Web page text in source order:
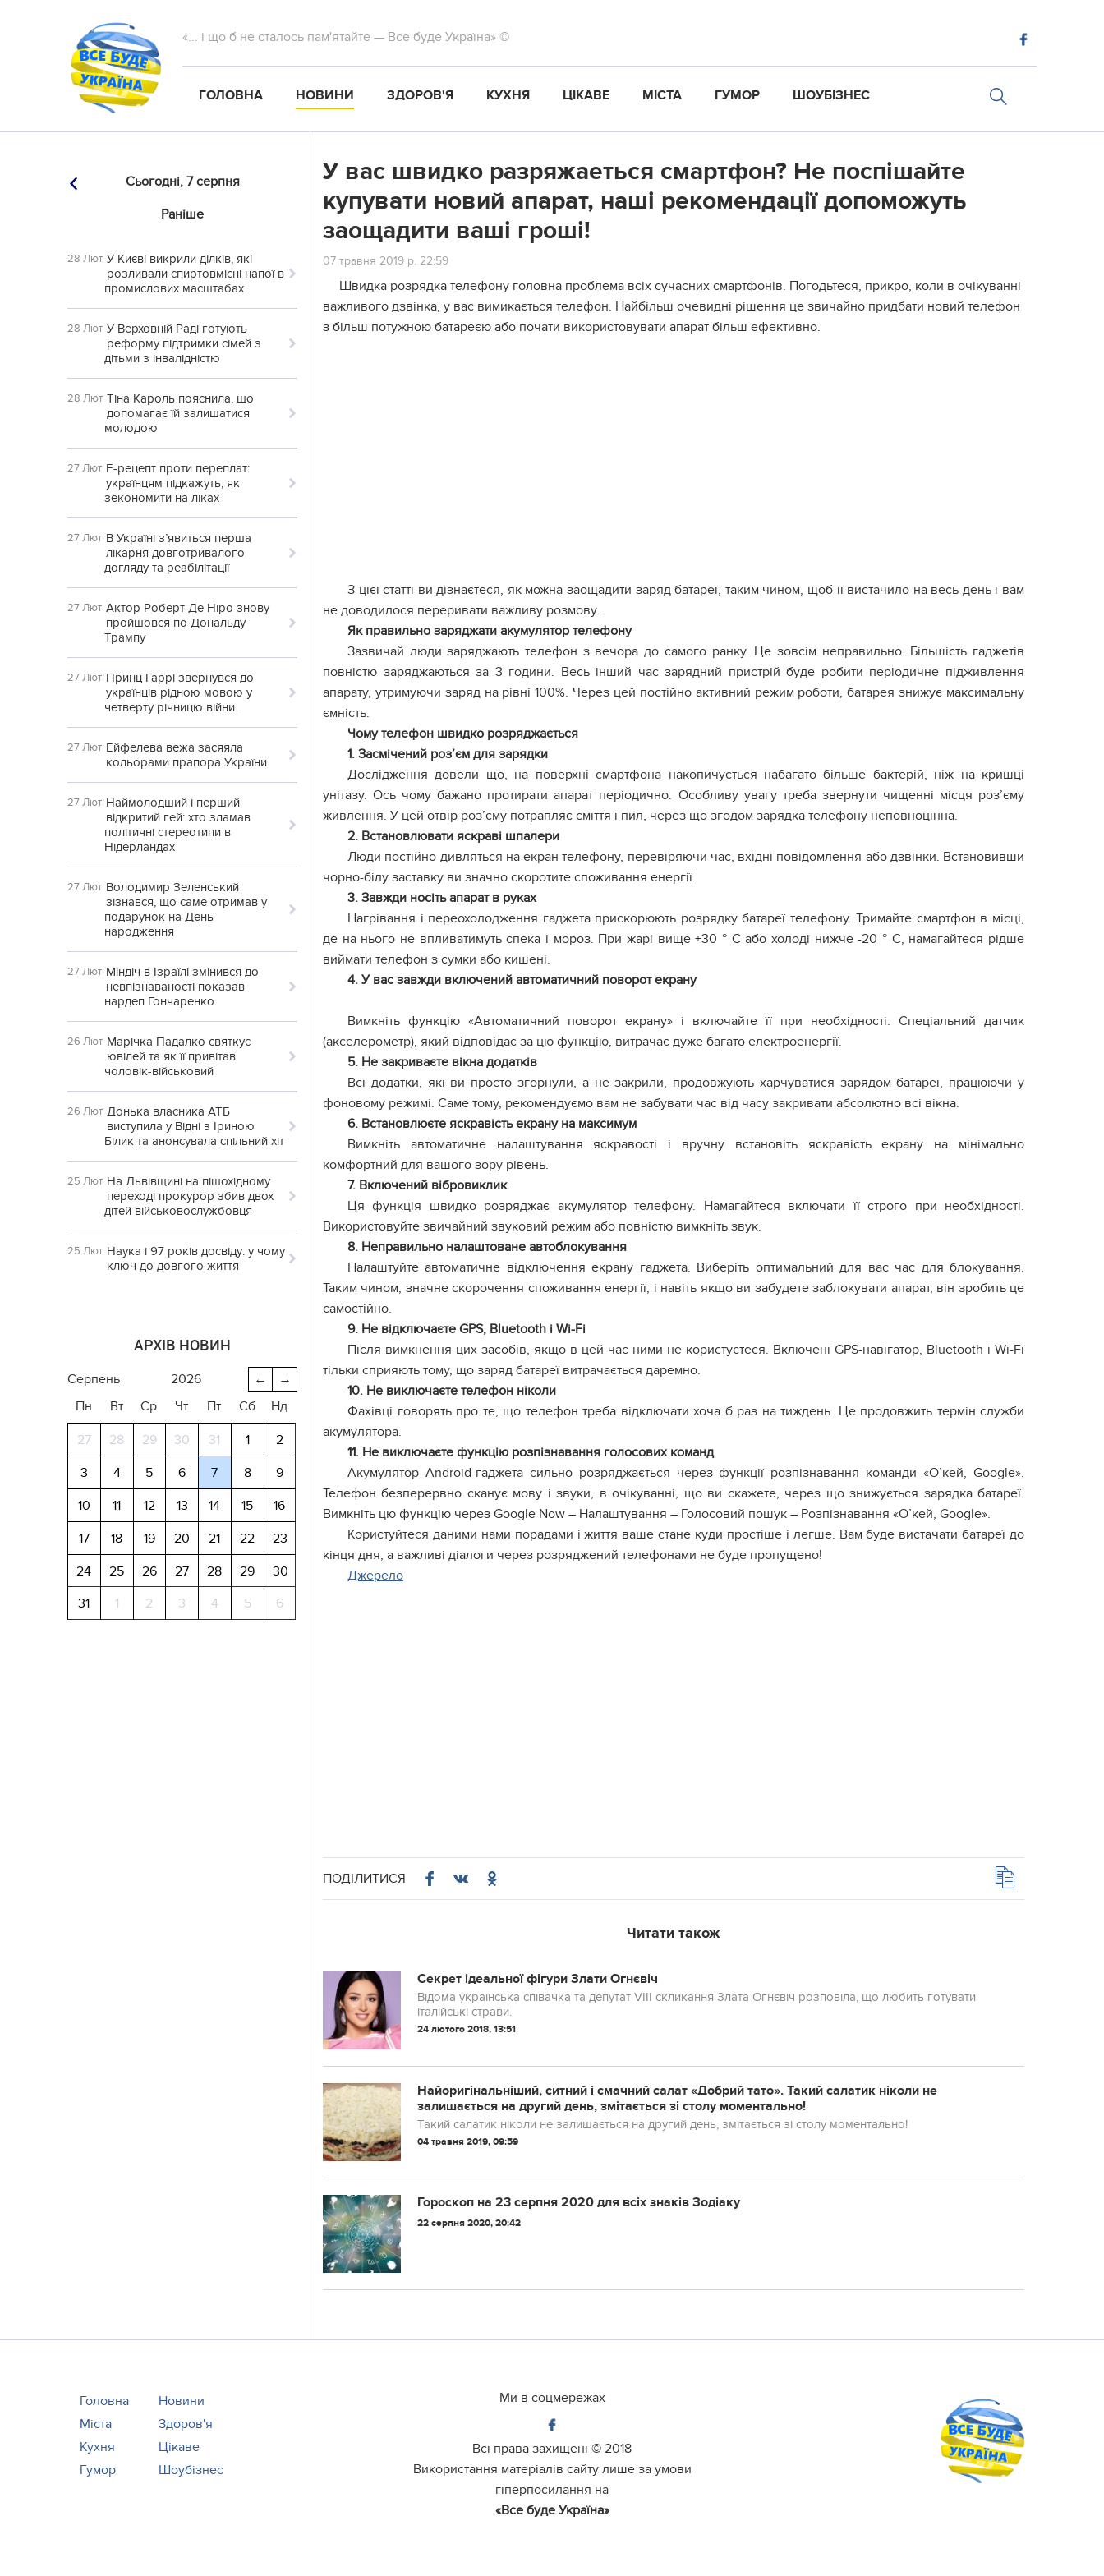
«... і що б не сталось пам'ятайте — Все буде Україна» ©
ГОЛОВНА НОВИНИ ЗДОРОВ'Я КУХНЯ ЦІКАВЕ МІСТА ГУМОР ШОУБІЗНЕС
Сьогодні, 7 серпня
Раніше
28 Лют У Києві викрили ділків, які
розливали спиртовмісні напої в
промислових масштабах
28 Лют У Верховній Раді готують
реформу підтримки сімей з
дітьми з інвалідністю
28 Лют Тіна Кароль пояснила, що
допомагає їй залишатися
молодою
27 Лют Е-рецепт проти переплат:
українцям підкажуть, як
зекономити на ліках
27 Лют В Україні з’явиться перша
лікарня довготривалого
догляду та реабілітації
27 Лют Актор Роберт Де Ніро знову
пройшовся по Дональду
Трампу
27 Лют Принц Гаррі звернувся до
українців рідною мовою у
четверту річницю війни.
27 Лют Ейфелева вежа засяяла
кольорами прапора України
27 Лют Наймолодший і перший
відкритий гей: хто зламав
політичні стереотипи в
Нідерландах
27 Лют Володимир Зеленський
зізнався, що саме отримав у
подарунок на День
народження
27 Лют Міндіч в Ізраїлі змінився до
невпізнаваності показав
нардеп Гончаренко.
26 Лют Марічка Падалко святкує
ювілей та як її привітав
чоловік-військовий
26 Лют Донька власника АТБ
виступила у Відні з Іриною
Білик та анонсувала спільний хіт
25 Лют На Львівщині на пішохідному
переході прокурор збив двох
дітей військовослужбовця
25 Лют Наука і 97 років досвіду: у чому
ключ до довгого життя
АРХІВ НОВИН
→
←
серпень
2026
Пн
Вт Ср Чт Пт Сб Нд
27 28 29 30 31 1
2
3
4 5 6 7 8
9
10
11 12 13 14 15
16
17
18 19 20 21 22
23
24
25 26 27 28 29
30
31
1 2 3 4 5 6
У вас швидко разряжаеться смартфон? Не поспішайте
купувати новий апарат, наші рекомендації допоможуть
заощадити ваші гроші!
07 травня 2019 р. 22:59
Швидка розрядка телефону головна проблема всіх сучасних смартфонів. Погодьтеся, прикро, коли в очікуванні
важливого дзвінка, у вас вимикається телефон. Найбільш очевидні рішення це звичайно придбати новий телефон
з більш потужною батареєю або почати використовувати апарат більш ефективно.
З цієї статті ви дізнаєтеся, як можна заощадити заряд батареї, таким чином, щоб її вистачило на весь день і вам
не доводилося переривати важливу розмову.
Як правильно заряджати акумулятор телефону
Зазвичай люди заряджають телефон з вечора до самого ранку. Це зовсім неправильно. Більшість гаджетів
повністю заряджаються за 3 години. Весь інший час зарядний пристрій буде робити періодичне підживлення
апарату, утримуючи заряд на рівні 100%. Через цей постійно активний режим роботи, батарея знижує максимальну
ємність.
Чому телефон швидко розряджається
1. Засмічений роз’єм для зарядки
Дослідження довели що, на поверхні смартфона накопичується набагато більше бактерій, ніж на кришці
унiтазу. Ось чому бажано протирати апарат періодично. Особливу увагу треба звернути чищенні місця роз’єму
живлення. У цей отвір роз’єму потрапляє сміття і пил, через що згодом зарядка телефону неповноцінна.
2. Встановлювати яскраві шпалери
Люди постійно дивляться на екран телефону, перевіряючи час, вхідні повідомлення або дзвінки. Встановивши
чорно-білу заставку ви значно скоротите споживання енергії.
3. Завжди носіть апарат в руках
Нагрівання і переохолодження гаджета прискорюють розрядку батареї телефону. Тримайте смартфон в місці,
де на нього не впливатимуть спека і мороз. При жарі вище +30 ° C або холоді нижче -20 ° C, намагайтеся рідше
виймати телефон з сумки або кишені.
4. У вас завжди включений автоматичний поворот екрану
Вимкніть функцію «Автоматичний поворот екрану» і включайте її при необхідності. Спеціальний датчик
(акселерометр), який відповідає за цю функцію, витрачає дуже багато електроенергії.
5. Не закриваєте вікна додатків
Всі додатки, які ви просто згорнули, а не закрили, продовжують харчуватися зарядом батареї, працюючи у
фоновому режимі. Саме тому, рекомендуємо вам не забувати час від часу закривати абсолютно всі вікна.
6. Встановлюєте яскравість екрану на максимум
Вимкніть автоматичне налаштування яскравості і вручну встановіть яскравість екрану на мінімально
комфортний для вашого зору рівень.
7. Включений вібровиклик
Ця функція швидко розряджає акумулятор телефону. Намагайтеся включати її строго при необхідності.
Використовуйте звичайний звуковий режим або повністю вимкніть звук.
8. Неправильно налаштоване автоблокування
Налаштуйте автоматичне відключення екрану гаджета. Виберіть оптимальний для вас час для блокування.
Таким чином, значне скорочення споживання енергії, і навіть якщо ви забудете заблокувати апарат, він зробить це
самостійно.
9. Не відключаєте GPS, Bluetooth і Wi-Fi
Після вимкнення цих засобів, якщо в цей час ними не користуєтеся. Включені GPS-навігатор, Bluetooth і Wi-Fi
тільки сприяють тому, що заряд батареї витрачається даремно.
10. Не виключаєте телефон ніколи
Фахівці говорять про те, що телефон треба відключати хоча б раз на тиждень. Це продовжить термін служби
акумулятора.
11. Не виключаєте функцію розпізнавання голосових команд
Акумулятор Android-гаджета сильно розряджається через функції розпізнавання команди «О’кей, Google».
Телефон безперервно сканує мову і звуки, в очікуванні, що ви скажете, через що знижується зарядка батареї.
Вимкніть цю функцію через Google Now – Налаштування – Голосовий пошук – Розпізнавання «О’кей, Google».
Користуйтеся даними нами порадами і життя ваше стане куди простіше і легше. Вам буде вистачати батареї до
кінця дня, а важливі діалоги через розряджений телефонами не буде пропущено!
Джерело
ПОДІЛИТИСЯ
Читати також
Секрет ідеальної фігури Злати Огнєвіч
Відома українська співачка та депутат VIII скликання Злата Огнєвіч розповіла, що любить готувати
італійські страви.
24 лютого 2018, 13:51
Найоригінальніший, ситний і смачний салат «Добрий тато». Такий салатик ніколи не
залишається на другий день, змітається зі столу моментально!
Такий салатик ніколи не залишається на другий день, змітається зі столу моментально!
04 травня 2019, 09:59
Гороскоп на 23 серпня 2020 для всіх знаків Зодіаку
22 серпня 2020, 20:42
Головна
Новини
Міста
Здоров'я
Кухня
Цікаве
Гумор
Шоубізнес
Ми в соцмережах
Всі права захищені © 2018
Використання матеріалів сайту лише за умови
гіперпосилання на
«Все буде Україна»